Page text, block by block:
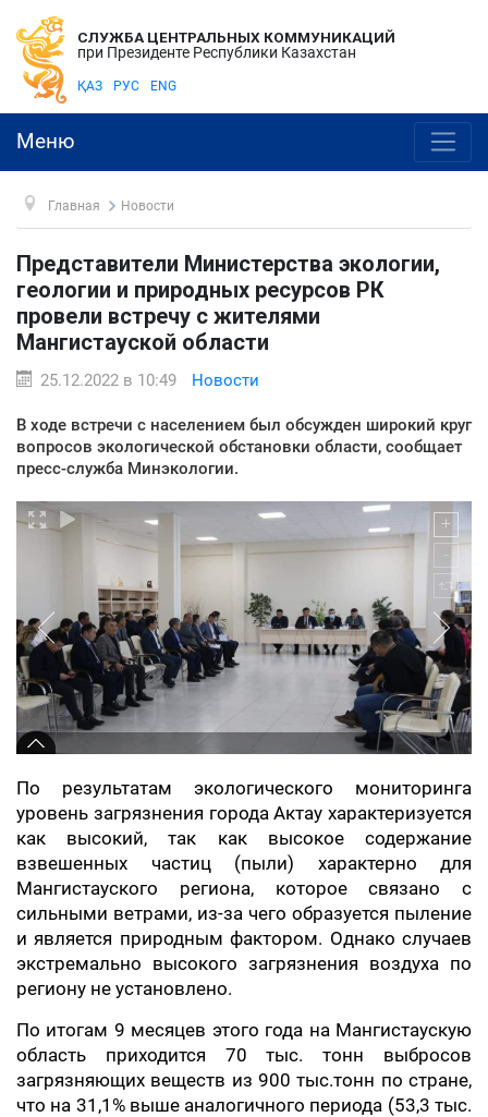
СЛУЖБА ЦЕНТРАЛЬНЫХ КОММУНИКАЦИЙ
при Президенте Республики Казахстан
ҚАЗ РУС ENG
Меню
Главная Новости
Представители Министерства экологии,
геологии и природных ресурсов РК
провели встречу с жителями
Мангистауской области
25.12.2022 в 10:49 Новости
В ходе встречи с населением был обсужден широкий круг
вопросов экологической обстановки области, сообщает
пресс-служба Минэкологии.
По результатам экологического мониторинга
уровень загрязнения города Актау характеризуется
как высокий, так как высокое содержание
взвешенных частиц (пыли) характерно для
Мангистауского региона, которое связано с
сильными ветрами, из-за чего образуется пыление
и является природным фактором. Однако случаев
экстремально высокого загрязнения воздуха по
региону не установлено.
По итогам 9 месяцев этого года на Мангистаускую
область приходится 70 тыс. тонн выбросов
загрязняющих веществ из 900 тыс.тонн по стране,
что на 31,1% выше аналогичного периода (53,3 тыс.